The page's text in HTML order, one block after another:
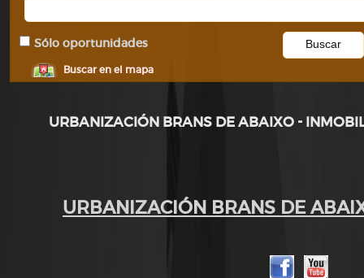
Sólo oportunidades
Buscar en el mapa
URBANIZACIÓN BRANS DE ABAIXO -
URBANIZACIÓN BRANS DE